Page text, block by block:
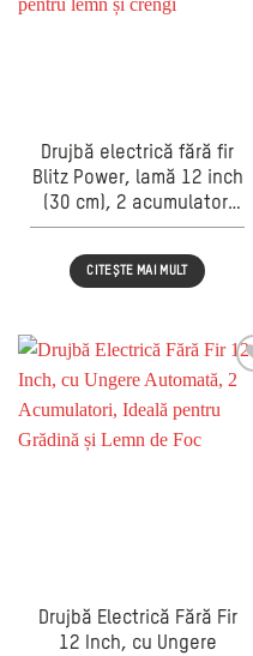
Drujbă electrică fără fir
Blitz Power, lamă 12 inch
(30 cm), 2 acumulatori
Li-Ion 88V, motor
Brushless, ungere
automată, pentru lemn și
CITEȘTE MAI MULT
Drujbă Electrică Fără Fir
12 Inch, cu Ungere